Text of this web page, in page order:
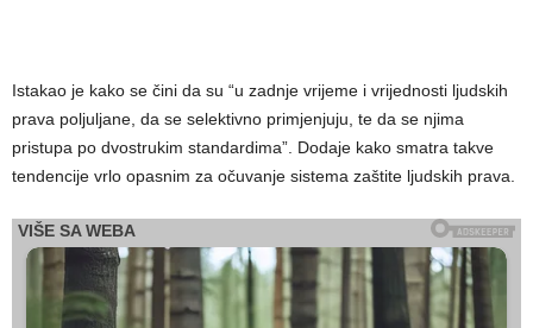
Istakao je kako se čini da su “u zadnje vrijeme i vrijednosti ljudskih
prava poljuljane, da se selektivno primjenjuju, te da se njima
pristupa po dvostrukim standardima”. Dodaje kako smatra takve
tendencije vrlo opasnim za očuvanje sistema zaštite ljudskih prava.